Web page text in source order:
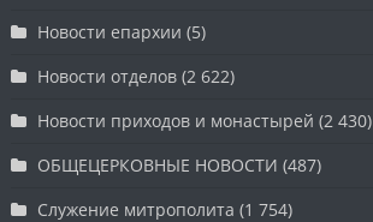
Новости епархии (5)
Новости отделов (2 622)
Новости приходов и монастырей (2 430)
ОБЩЕЦЕРКОВНЫЕ НОВОСТИ (487)
Служение митрополита (1 754)